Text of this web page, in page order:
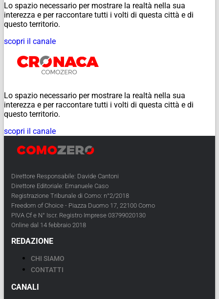
Lo spazio necessario per mostrare la realtà nella sua
interezza e per raccontare tutti i volti di questa città e di
questo territorio.
scopri il canale
Lo spazio necessario per mostrare la realtà nella sua
interezza e per raccontare tutti i volti di questa città e di
questo territorio.
scopri il canale
Direttore Responsabile: Davide Cantoni
Direttore Editoriale: Emanuele Caso
Registrazione Tribunale di Como: n°2/2018
Freedom of Choice - Piazza Duomo 17, 22100 Como
PIVA Cf e N° Iscr. Registro Imprese 03799020130
Online dal 14 febbraio 2018
REDAZIONE
CHI SIAMO
CONTATTI
CANALI